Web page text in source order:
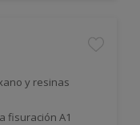
y resinas
fisuración A1